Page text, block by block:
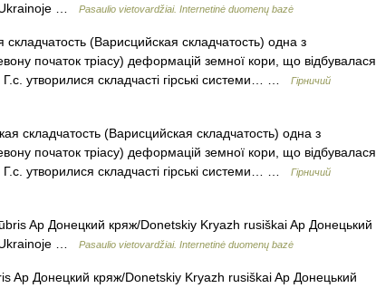
Ukrainoje …
Pasaulio vietovardžiai. Internetinė duomenų bazė
(Варисцийская складчатость) одна з
початок тріасу) деформацій земної кори, що відбувалася
утворилися складчасті гірські системи… …
Гірничий
складчатость (Варисцийская складчатость) одна з
початок тріасу) деформацій земної кори, що відбувалася
утворилися складчасті гірські системи… …
Гірничий
Ap Донецкий кряж/Donetskiy Kryazh rusiškai Ap Донецький
Ukrainoje …
Pasaulio vietovardžiai. Internetinė duomenų bazė
Ap Донецкий кряж/Donetskiy Kryazh rusiškai Ap Донецький